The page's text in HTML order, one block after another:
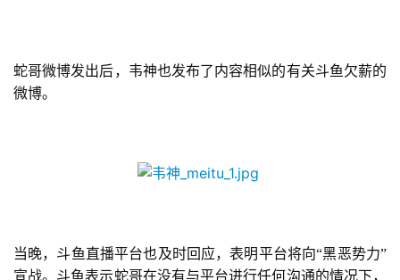
蛇哥微博发出后，韦神也发布了内容相似的有关斗鱼欠薪的
微博。
当晚，斗鱼直播平台也及时回应，表明平台将向“黑恶势力”
宣战。斗鱼表示蛇哥在没有与平台进行任何沟通的情况下，